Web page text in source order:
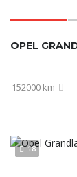
152000 km
18